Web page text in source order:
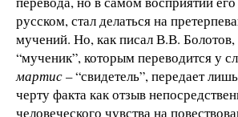
русском, стал делаться на
мучений. Но, как писал В.В. Болотов,
“мученик”, которым переводится у
мартис– “свидетель”, передает
черту факта как отзыв
человеческого чувства на